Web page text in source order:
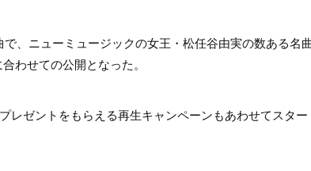
、ニューミュージックの女王・松任谷由実の数ある名
わせての公開となった。
レゼントをもらえる再生キャンペーンもあわせてスター